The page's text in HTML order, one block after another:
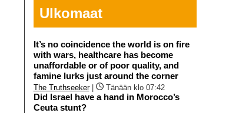
Ulkomaat
It’s no coincidence the world is on fire
with wars, healthcare has become
unaffordable or of poor quality, and
famine lurks just around the corner
The Truthseeker| Tänään klo 07:42
Did Israel have a hand in Morocco’s
Ceuta stunt?